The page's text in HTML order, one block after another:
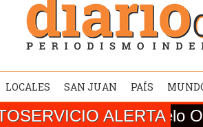
LOCALES SAN JUAN PAÍS
ALERTA
Marcelo Orrego